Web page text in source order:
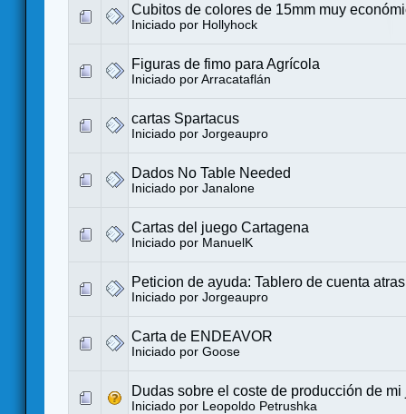
Cubitos de colores de 15mm muy
Iniciado por Hollyhock
Figuras de fimo para Agrícola
Iniciado por Arracataflán
cartas Spartacus
Iniciado por Jorgeaupro
Dados No Table Needed
Iniciado por Janalone
Cartas del juego Cartagena
Iniciado por ManuelK
Peticion de ayuda: Tablero de cuenta
Iniciado por Jorgeaupro
Carta de ENDEAVOR
Iniciado por Goose
Dudas sobre el coste de producción de
Iniciado por Leopoldo Petrushka